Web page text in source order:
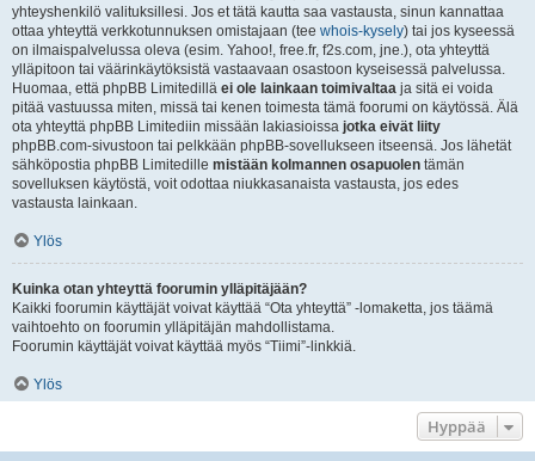
yhteyshenkilö valituksillesi. Jos et tätä kautta saa vastausta, sinun kannattaa
ottaa yhteyttä verkkotunnuksen omistajaan (tee whois-kysely) tai jos kyseessä
on ilmaispalvelussa oleva (esim. Yahoo!, free.fr, f2s.com, jne.), ota yhteyttä
ylläpitoon tai väärinkäytöksistä vastaavaan osastoon kyseisessä palvelussa.
Huomaa, että phpBB Limitedillä ei ole lainkaan toimivaltaa ja sitä ei voida
pitää vastuussa miten, missä tai kenen toimesta tämä foorumi on käytössä. Älä
ota yhteyttä phpBB Limitediin missään lakiasioissa jotka eivät liity
phpBB.com-sivustoon tai pelkkään phpBB-sovellukseen itseensä. Jos lähetät
sähköpostia phpBB Limitedille mistään kolmannen osapuolen tämän
sovelluksen käytöstä, voit odottaa niukkasanaista vastausta, jos edes
vastausta lainkaan.
Ylös
Kuinka otan yhteyttä foorumin ylläpitäjään?
Kaikki foorumin käyttäjät voivat käyttää “Ota yhteyttä” -lomaketta, jos täämä
vaihtoehto on foorumin ylläpitäjän mahdollistama.
Foorumin käyttäjät voivat käyttää myös “Tiimi”-linkkiä.
Ylös
Hyppää